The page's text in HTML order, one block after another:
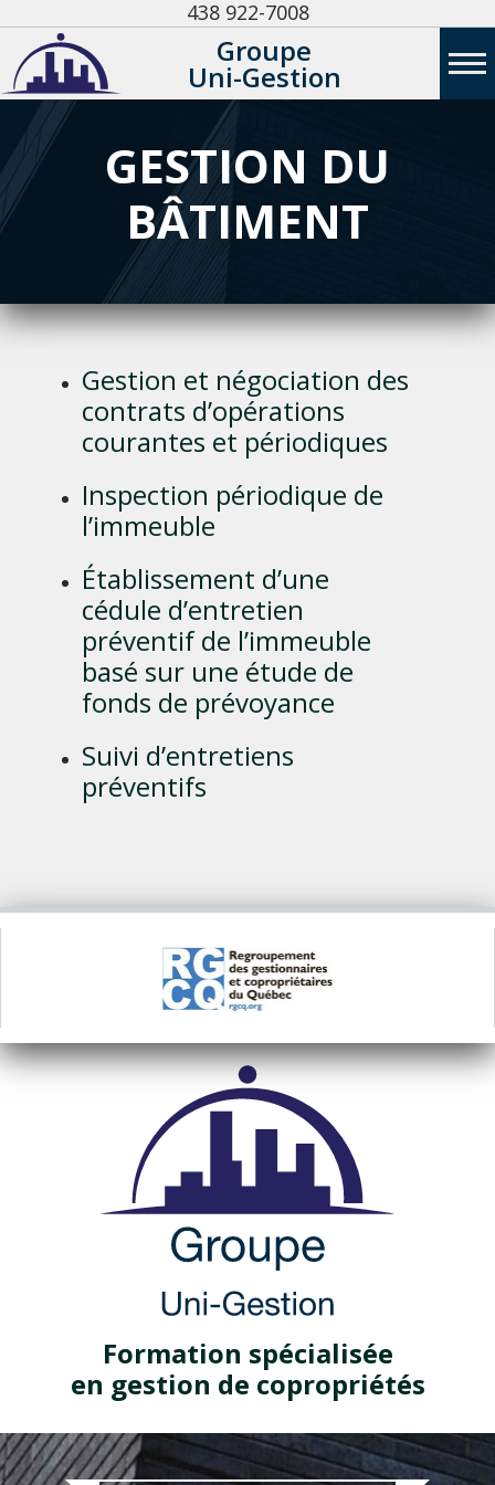
438 922-7008
Groupe
Uni-Gestion
Services
Soumission
Nous joindre
EN
GESTION DU
BÂTIMENT
Gestion et négociation des
contrats d’opérations
courantes et périodiques
Inspection périodique de
l’immeuble
Établissement d’une
cédule d’entretien
préventif de l’immeuble
basé sur une étude de
fonds de prévoyance
Suivi d’entretiens
préventifs
Formation spécialisée
en gestion de copropriétés